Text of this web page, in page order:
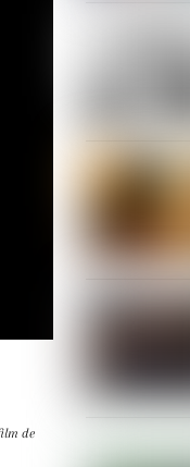
de